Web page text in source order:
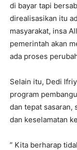
di bayar tapi
direalisasikan itu
masyarakat, insa
pemerintah akan
ada proses
Selain itu, Dedi
program
dan tepat sasaran,
dan keselamatan
” Kita berharap